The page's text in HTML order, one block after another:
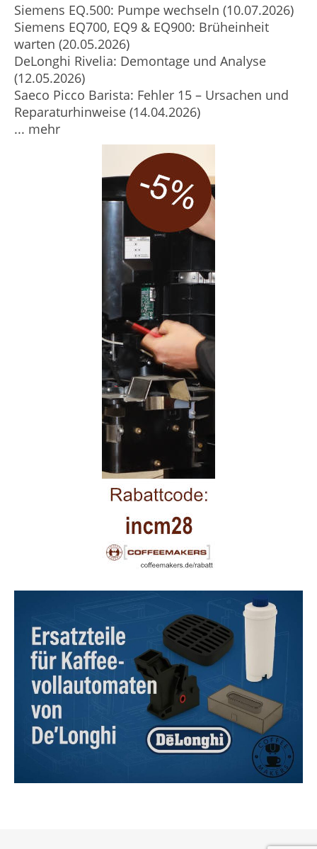
Siemens EQ.500: Pumpe wechseln (10.07.2026)
Siemens EQ700, EQ9 & EQ900: Brüheinheit
warten (20.05.2026)
DeLonghi Rivelia: Demontage und Analyse
(12.05.2026)
Saeco Picco Barista: Fehler 15 – Ursachen und
Reparaturhinweise (14.04.2026)
... mehr